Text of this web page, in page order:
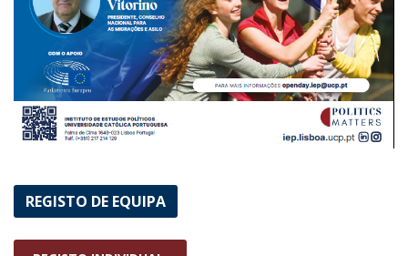
REGISTO DE EQUIPA